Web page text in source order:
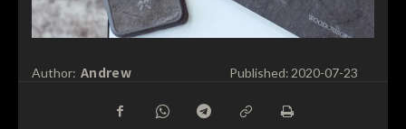
Author: Andrew Published:2020-07-23